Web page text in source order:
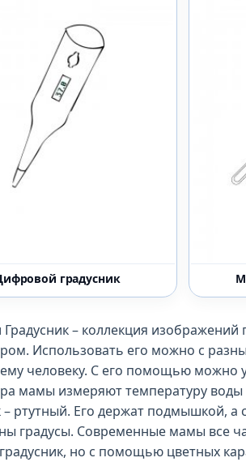
градусник
Градусник – коллекция
Использовать его можно с
человеку. С его помощью можно
мамы измеряют температуру
– ртутный. Его держат подмышкой, а
градусы. Современные мамы все
но с помощью цветных